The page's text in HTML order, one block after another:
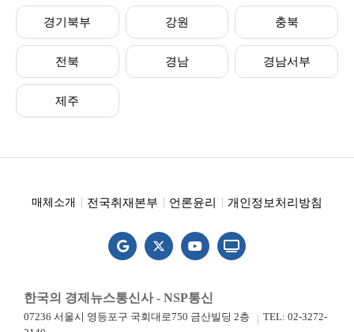
경기북부 강원 충북
전북 경남 경남서부
제주
매체소개 전국취재본부 언론윤리 개인정보처리방침
한국의 경제뉴스통신사 - NSP통신
07236 서울시 영등포구 국회대로750 금산빌딩 2층
TEL: 02-3272-